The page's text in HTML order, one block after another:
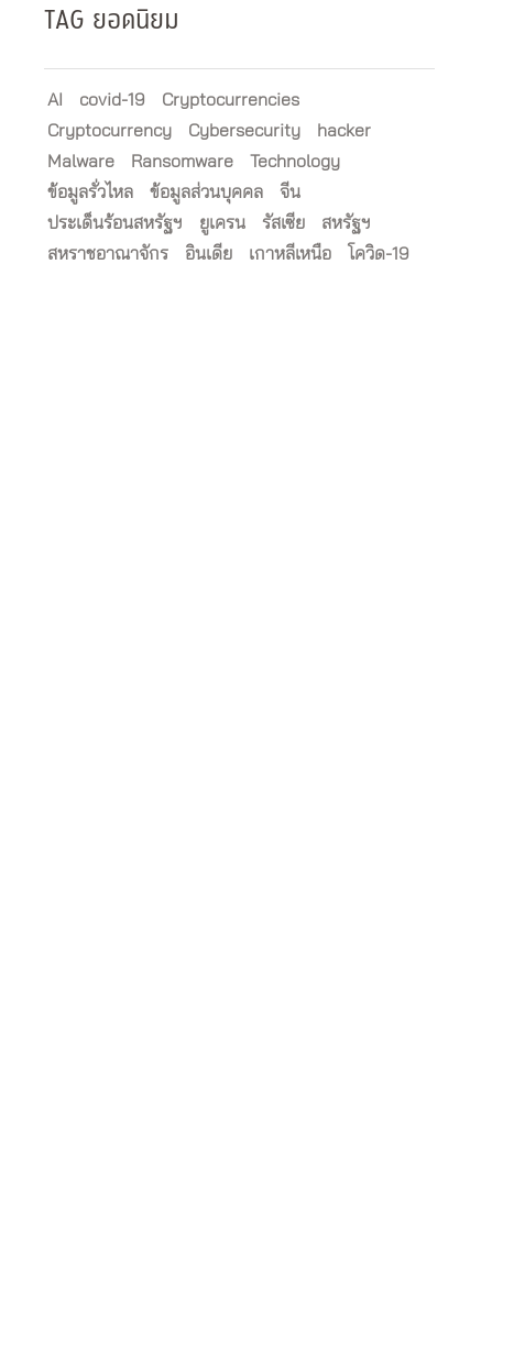
TAG ยอดนิยม
AI covid-19
Cryptocurrencies
Cryptocurrency
Cybersecurity
hacker
Malware
Ransomware
Technology
ข้อมูลรั่วไหล
ข้อมูลส่วนบุคคล
จีน
ประเด็นร้อนสหรัฐฯ
ยูเครน รัสเซีย
สหรัฐฯ
สหราชอาณาจักร
อินเดีย เกาหลีเหนือ โควิด-19